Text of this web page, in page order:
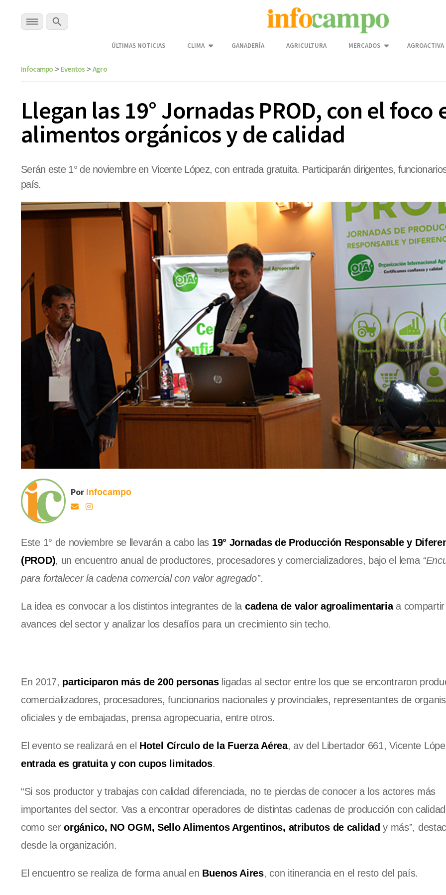
ÚLTIMAS NOTICIAS CLIMA GANADERÍA AGRICULTURA MERCADOS AGROACTIVA
Infocampo > Eventos > Agro
Llegan las 19° Jornadas PROD, con el
alimentos orgánicos y de calidad
Serán este 1° de noviembre en Vicente López, con entrada gratuita. Participarán dirigentes,
país.
Por Infocampo
Este 1° de noviembre se llevarán a cabo las 19° Jornadas de Producción Responsable y
(PROD), un encuentro anual de productores, procesadores y comercializadores, bajo el lema
para fortalecer la cadena comercial con valor agregado”.
La idea es convocar a los distintos integrantes de la cadena de valor agroalimentariaa compartir
avances del sector y analizar los desafíos para un crecimiento sin techo.
En 2017, participaron más de 200 personasligadas al sector entre los que se encontraron
comercializadores, procesadores, funcionarios nacionales y provinciales, representantes de
oficiales y de embajadas, prensa agropecuaria, entre otros.
El evento se realizará en el Hotel Círculo de la Fuerza Aérea, av del Libertador 661, Vicente
entrada es gratuita y con cupos limitados.
“Si sos productor y trabajas con calidad diferenciada, no te pierdas de conocer a los actores más
importantes del sector. Vas a encontrar operadores de distintas cadenas de producción con calidad
como serorgánico, NO OGM, Sello Alimentos Argentinos, atributos de calidad y más”,
desde la organización.
El encuentro se realiza de forma anual en Buenos Aires, con itinerancia en el resto del país.